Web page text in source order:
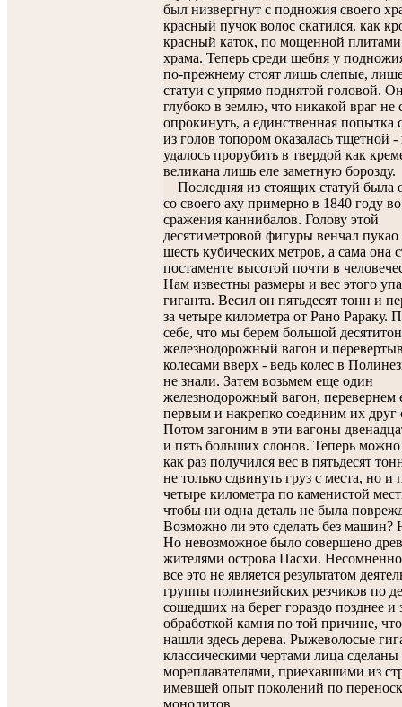
был низвергнут с подножия своего
красный пучок волос скатился, как
красный каток, по мощенной
храма. Теперь среди щебня у
по-прежнему стоят лишь слепые,
статуи с упрямо поднятой головой.
глубоко в землю, что никакой враг не
опрокинуть, а единственная попытка
из голов топором оказалась тщетной -
удалось прорубить в твердой как
великана лишь еле заметную борозду.
Последняя из стоящих статуй была
со своего аху примерно в 1840 году
сражения каннибалов. Голову этой
десятиметровой фигуры венчал
шесть кубических метров, а сама она
постаменте высотой почти в
Нам известны размеры и вес этого
гиганта. Весил он пятьдесят тонн и
за четыре километра от Рано Рараку.
себе, что мы берем большой
железнодорожный вагон и
колесами вверх - ведь колес в
не знали. Затем возьмем еще один
железнодорожный вагон, перевернем
первым и накрепко соединим их друг
Потом загоним в эти вагоны
и пять больших слонов. Теперь
как раз получился вес в пятьдесят
не только сдвинуть груз с места, но и
четыре километра по каменистой
чтобы ни одна деталь не была
Возможно ли это сделать без машин?
Но невозможное было совершено
жителями острова Пасхи.
все это не является результатом
группы полинезийских резчиков по
сошедших на берег гораздо позднее и
обработкой камня по той причине,
нашли здесь дерева. Рыжеволосые
классическими чертами лица сделаны
мореплавателями, приехавшими из
имевшей опыт поколений по
монолитов.